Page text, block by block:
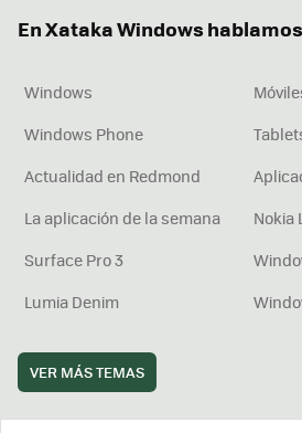
En Xataka Windows
Windows
Windows Phone
Actualidad en Redmond
La aplicación de la semana
Nokia
Surface Pro 3
Lumia Denim
VER MÁS TEMAS